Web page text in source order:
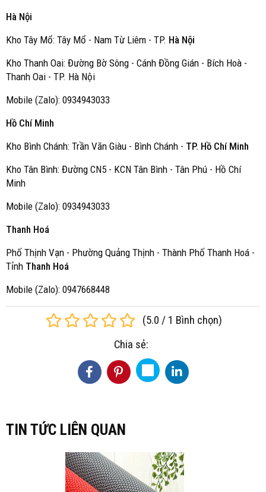
Hà Nội
Kho Tây Mổ: Tây Mổ - Nam Từ Liêm - TP. Hà Nội
Kho Thanh Oai: Đường Bờ Sông - Cánh Đồng Gián - Bích Hoà -
Thanh Oai - TP. Hà Nội
Mobile (Zalo): 0934943033
Hồ Chí Minh
Kho Bình Chánh: Trần Văn Giàu - Bình Chánh - TP. Hồ Chí Minh
Kho Tân Bình: Đường CN5 - KCN Tân Bình - Tân Phú - Hồ Chí
Minh
Mobile (Zalo): 0934943033
Thanh Hoá
Phố Thịnh Vạn - Phường Quảng Thịnh - Thành Phố Thanh Hoá -
Tỉnh Thanh Hoá
Mobile (Zalo): 0947668448
(5.0 / 1 Bình chọn)
Chia sẻ:
TIN TỨC LIÊN QUAN